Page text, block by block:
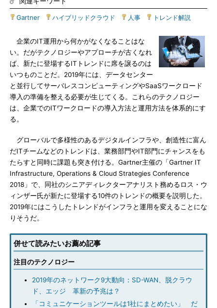
Gartner ハイブリッドクラウド 人事 トレンド解説
企業のIT運用から何かがなくなることはな
い。だがテクノロジーやアプローチが古くなれ
ば、新たに登場するITトレンドに席を譲るのは
いつものことだ。2019年には、データセンター
と並行してサーバレスコンピューティングやSaaSワークロード
導入の準備を整える必要が生じてくる。これらのテクノロジー
は、企業でのITワークロードの導入方法と運用方法を体系的にす
る。
グローバルで多様性のあるデジタルインフラや、創造性に富ん
だITチームなどのトレンドは、業務部門やIT部門にチャンスをも
たらすと同時に課題も突き付ける。Gartner主催の「Gartner IT
Infrastructure, Operations & Cloud Strategies Conference
2018」で、同社のシニアディレクターアナリスト務めるロス・ウ
ィンザー氏が新たに登場する10件のトレンドの概要を説明した。
2019年にはこうしたトレンドがインフラと運用を変えることにな
りそうだ。
併せて読みたいお薦め記事
注目のテクノロジー
2019年のネットワーク9大動向：SD-WAN、脱クラウ
ド、エッジ 革新の予兆は？
「コミュニケーションツールは1社にまとめたい」 だ